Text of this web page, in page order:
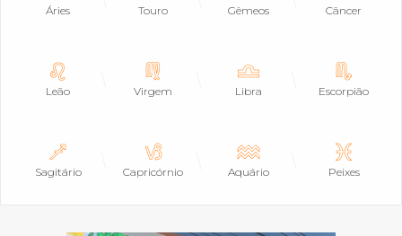
Áries Touro Gêmeos Câncer
Leão Virgem Libra Escorpião
Sagitário Capricórnio Aquário Peixes